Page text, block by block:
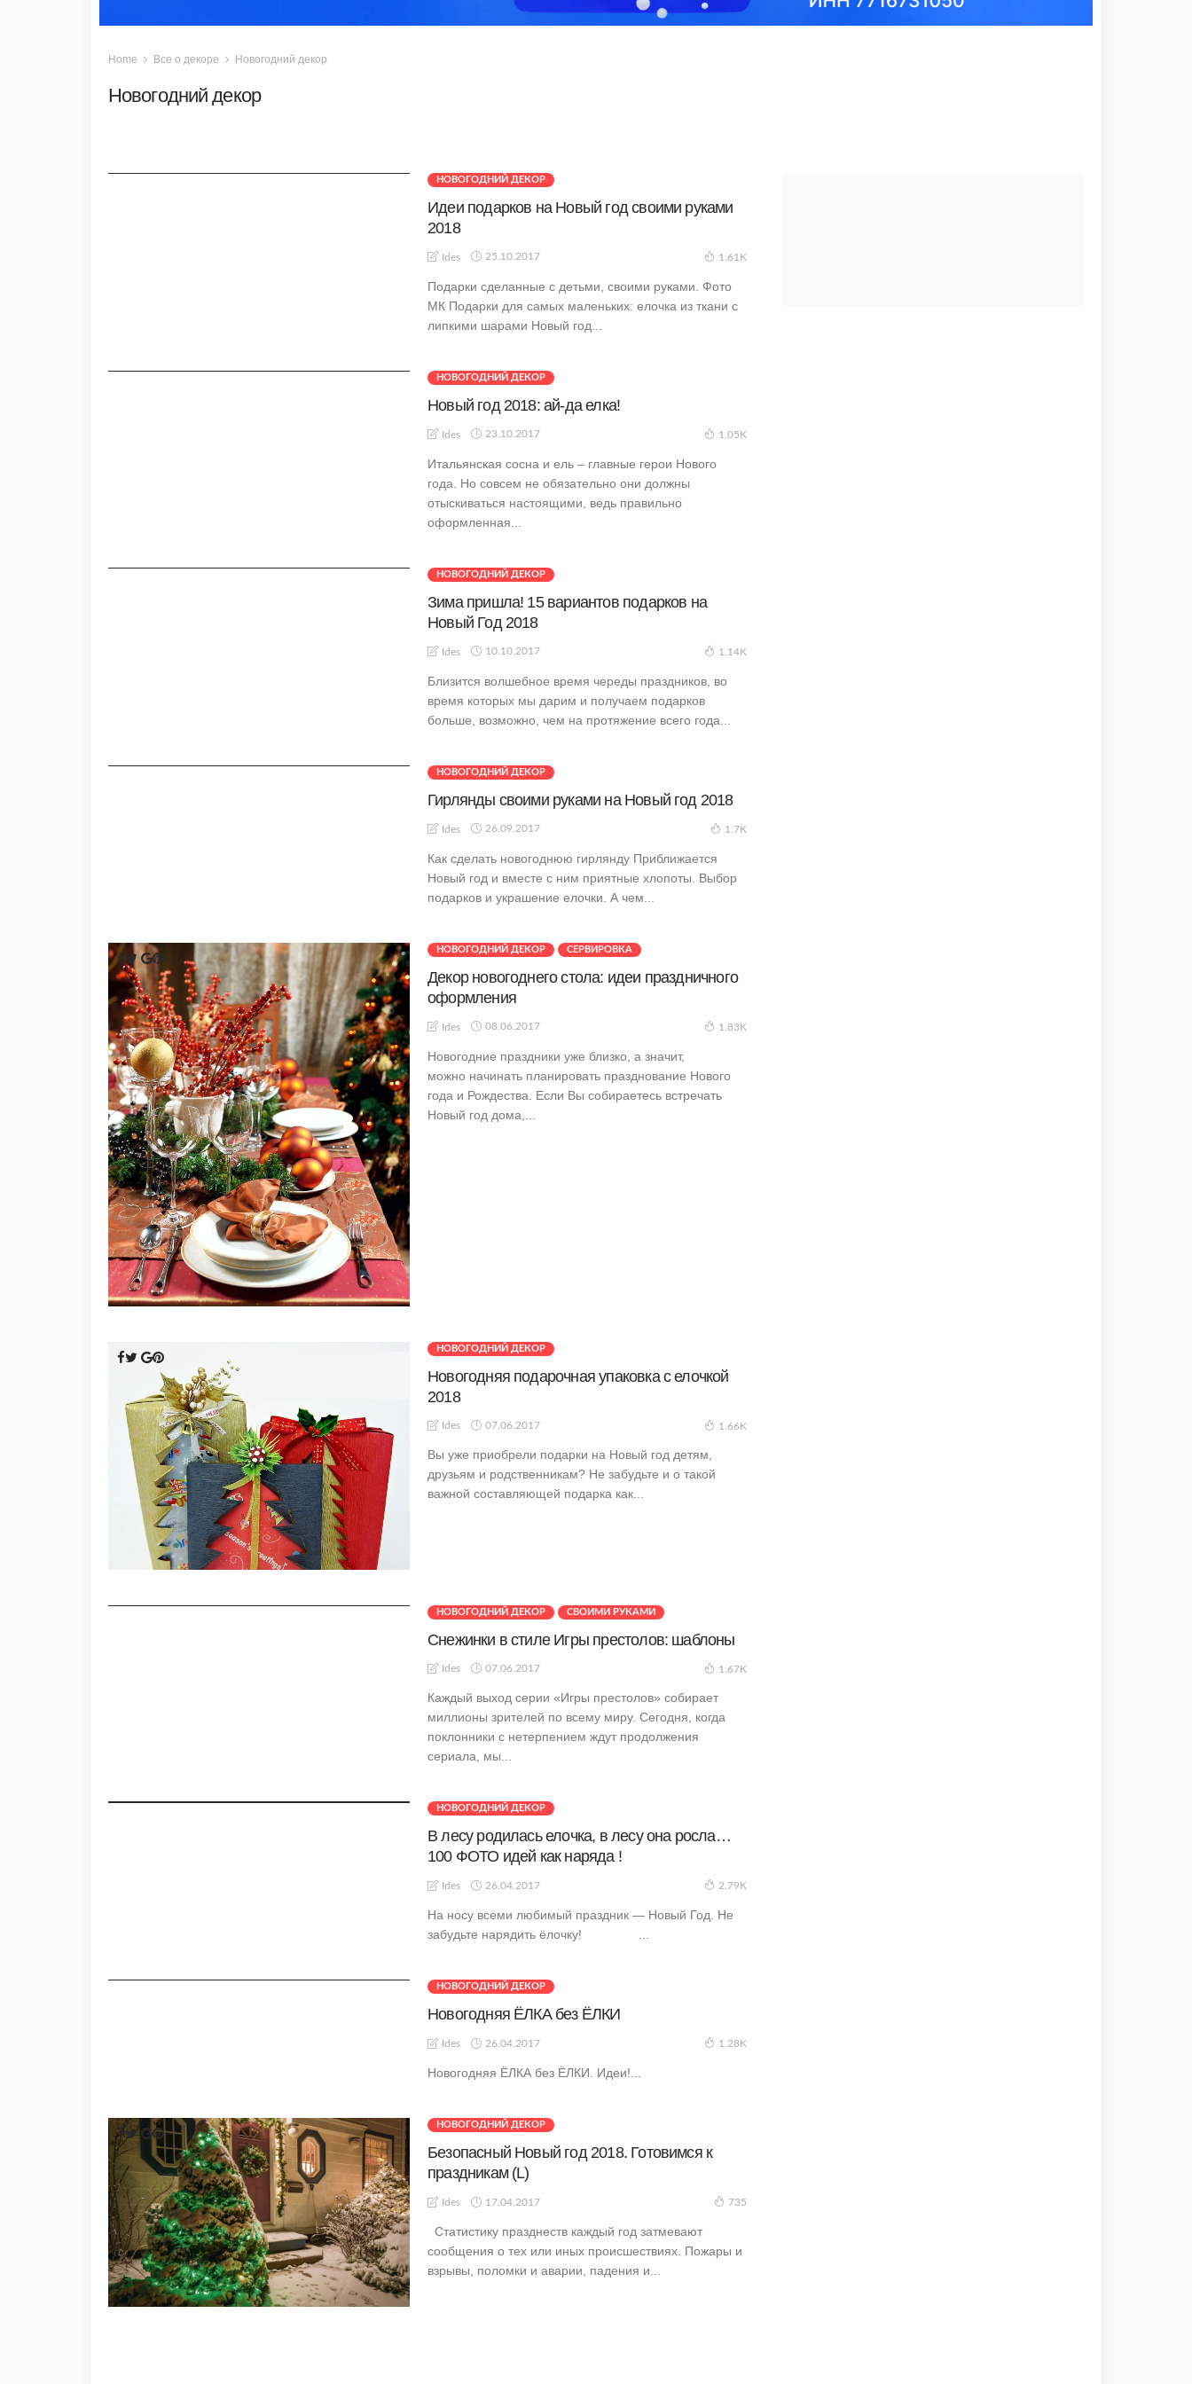
Home Все о декоре Новогодний декор
Новогодний декор
НОВОГОДНИЙ ДЕКОР
Идеи подарков на Новый год своими руками
2018
Ides 25.10.2017 1.61K
Подарки сделанные с детьми, своими руками. Фото
МК Подарки для самых маленьких: елочка из ткани с
липкими шарами Новый год...
НОВОГОДНИЙ ДЕКОР
Новый год 2018: ай-да елка!
Ides 23.10.2017 1.05K
Итальянская сосна и ель – главные герои Нового
года. Но совсем не обязательно они должны
отыскиваться настоящими, ведь правильно
оформленная...
НОВОГОДНИЙ ДЕКОР
Зима пришла! 15 вариантов подарков на
Новый Год 2018
Ides 10.10.2017 1.14K
Близится волшебное время череды праздников, во
время которых мы дарим и получаем подарков
больше, возможно, чем на протяжение всего года...
НОВОГОДНИЙ ДЕКОР
Гирлянды своими руками на Новый год 2018
Ides 26.09.2017 1.7K
Как сделать новогоднюю гирлянду Приближается
Новый год и вместе с ним приятные хлопоты. Выбор
подарков и украшение елочки. А чем...
НОВОГОДНИЙ ДЕКОР СЕРВИРОВКА
Декор новогоднего стола: идеи праздничного
оформления
Ides 08.06.2017 1.83K
Новогодние праздники уже близко, а значит,
можно начинать планировать празднование Нового
года и Рождества. Если Вы собираетесь встречать
Новый год дома,...
НОВОГОДНИЙ ДЕКОР
Новогодняя подарочная упаковка с елочкой
2018
Ides 07.06.2017 1.66K
Вы уже приобрели подарки на Новый год детям,
друзьям и родственникам? Не забудьте и о такой
важной составляющей подарка как...
НОВОГОДНИЙ ДЕКОР СВОИМИ РУКАМИ
Снежинки в стиле Игры престолов: шаблоны
Ides 07.06.2017 1.67K
Каждый выход серии «Игры престолов» собирает
миллионы зрителей по всему миру. Сегодня, когда
поклонники с нетерпением ждут продолжения
сериала, мы...
НОВОГОДНИЙ ДЕКОР
В лесу родилась елочка, в лесу она росла…
100 ФОТО идей как наряда !
Ides 26.04.2017 2.79K
На носу всеми любимый праздник — Новый Год. Не
забудьте нарядить ёлочку! ...
НОВОГОДНИЙ ДЕКОР
Новогодняя ЁЛКА без ЁЛКИ
Ides 26.04.2017 1.28K
Новогодняя ЁЛКА без ЁЛКИ. Идеи!...
НОВОГОДНИЙ ДЕКОР
Безопасный Новый год 2018. Готовимся к
праздникам (L)
Ides 17.04.2017 735
Статистику празднеств каждый год затмевают
сообщения о тех или иных происшествиях. Пожары и
взрывы, поломки и аварии, падения и...